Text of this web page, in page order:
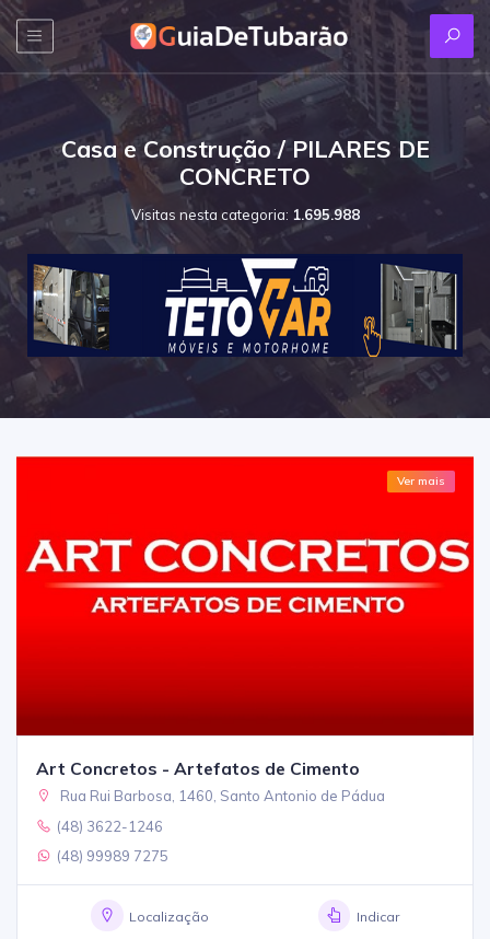
Casa e Construção / PILARES DE
CONCRETO
Visitas nesta categoria: 1.695.988
Ver mais
Art Concretos - Artefatos de Cimento
Rua Rui Barbosa, 1460, Santo Antonio de Pádua
(48) 3622-1246
(48) 99989 7275
Localização Indicar